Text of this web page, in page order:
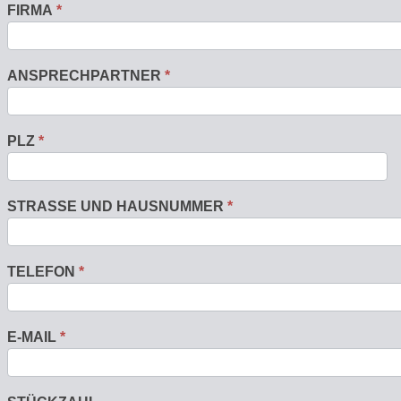
FIRMA *
ANSPRECHPARTNER *
PLZ *
STRASSE UND HAUSNUMMER *
TELEFON *
E-MAIL *